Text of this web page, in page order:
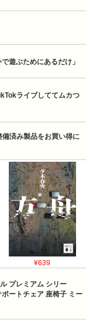
遊ぶためにあるだけ」
ライブしててムカつ
済み製品をお買い得に
¥639
プレミアム シリー
ートチェア 座椅子 ミー